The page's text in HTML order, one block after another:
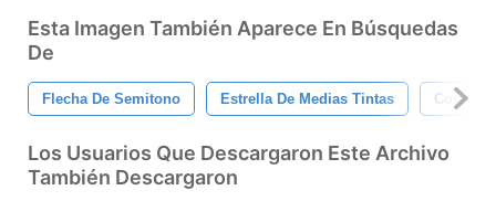
Esta Imagen También Aparece En Búsquedas
De
Flecha De Semitono Estrella De Medias Tintas
Los Usuarios Que Descargaron Este Archivo
También Descargaron